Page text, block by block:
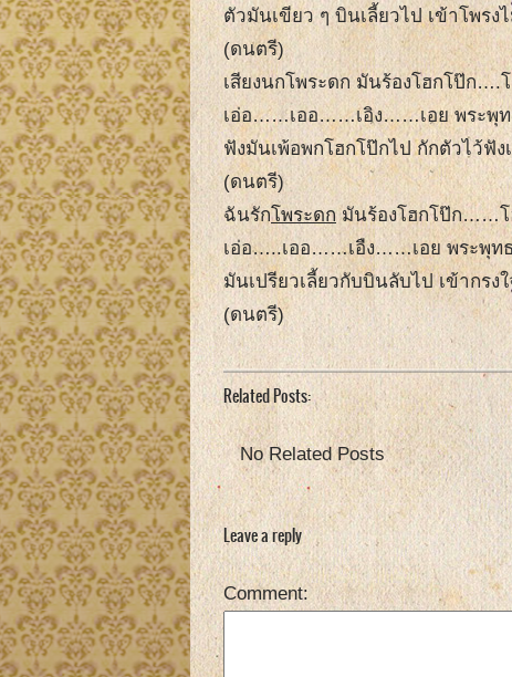
ตัวมันเขียว ๆ บินเลี้ยวไป เข้าโพรง
(ดนตรี)
เสียงนกโพระดก มันร้องโฮกโป๊ก….โ
เอ่อ……เออ……เอิง……เอย พระพุท
ฟังมันเพ้อพกโฮกโป๊กไป กักตัวไว้ฟัง
(ดนตรี)
ฉันรักโพระดก มันร้องโฮกโป๊ก……
เอ่อ…..เออ……เอืง……เอย พระพุท
มันเปรียวเลี้ยวกับบินลับไป เข้ากรงใ
(ดนตรี)
Related Posts:
No Related Posts
Leave a reply
Comment